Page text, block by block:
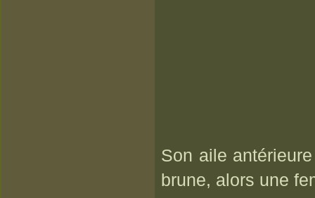
Son aile
brune, alors une